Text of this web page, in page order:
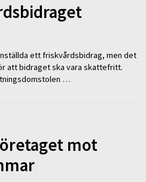
ett friskvårdsbidrag, men det
att bidraget ska vara skattefritt.
…
mot